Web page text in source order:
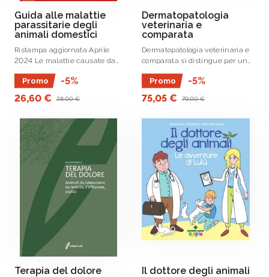
Guida alle malattie
parassitarie degli
animali domestici
Ristampa aggiornata Aprile
2024 Le malattie causate da
parassiti hanno una diffusione
cosmopolita; la loro incidenza in
determinate zone piuttosto che
in altre dipende da condizioni
Promo
-5%
26,60 €
28,00 €
Dermatopatologia
veterinaria e
comparata
Dermatopatologia veterinaria e
comparata si distingue per una
trattazione che verte su lesioni
e malattie cutanee di otto
specie di mammiferi domestici
(bovini, ovini, caprini, equini,
Promo
-5%
75,05 €
79,00 €
Terapia del dolore Il dottore degli animali